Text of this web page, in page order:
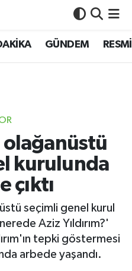
GÜNDEM
olağanüstü
kurulunda
çıktı
seçimli genel kurul
Aziz Yıldırım?'
tepki göstermesi
arbede yaşandı.
ve Fikstür